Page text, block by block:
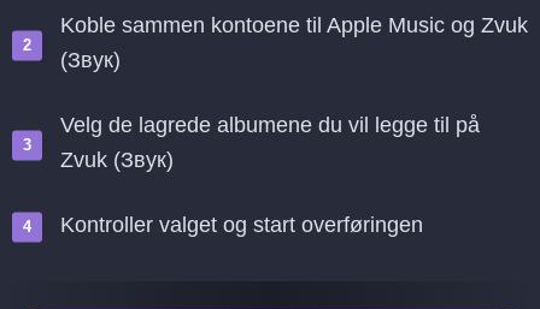
Koble sammen kontoene til Apple Music og Zvuk
(Звук)
Velg de lagrede albumene du vil legge til på
Zvuk (Звук)
Kontroller valget og start overføringen